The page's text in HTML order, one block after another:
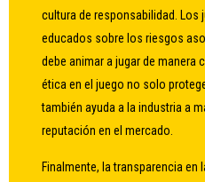
cultura de responsabilidad. Los
educados sobre los riesgos
debe animar a jugar de manera
ética en el juego no solo
también ayuda a la industria a
reputación en el mercado.
Finalmente, la transparencia